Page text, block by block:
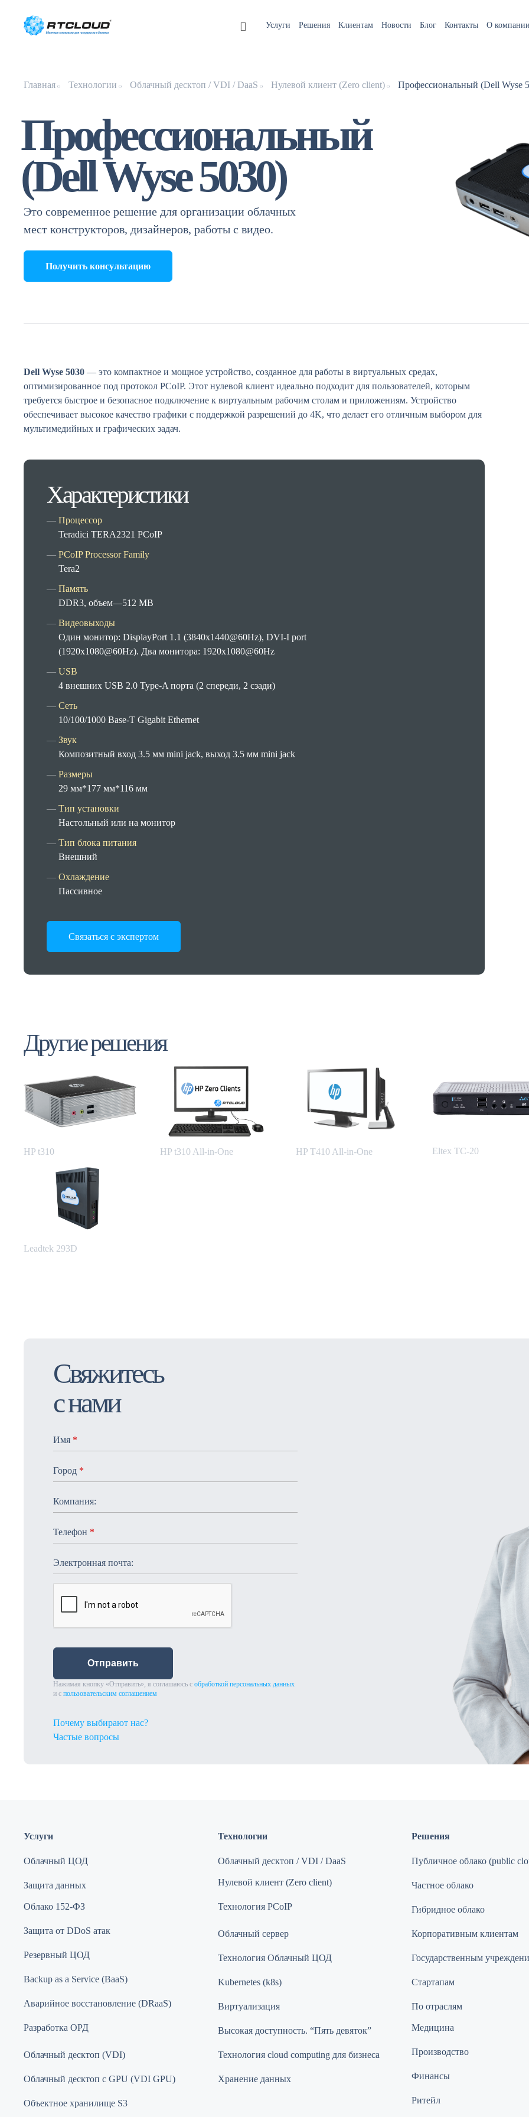
Услуги Решения Клиентам Новости Блог Контакты О компании
Главная Технологии Облачный десктоп / VDI / DaaS Нулевой клиент (Zero client) Профессиональный (Dell Wyse
Профессиональный
(Dell Wyse 5030)
Это современное решение для организации облачных
мест конструкторов, дизайнеров, работы с видео.
Получить консультацию
Dell Wyse 5030 — это компактное и мощное устройство, созданное для работы в виртуальных средах,
оптимизированное под протокол PCoIP. Этот нулевой клиент идеально подходит для пользователей, которым
требуется быстрое и безопасное подключение к виртуальным рабочим столам и приложениям. Устройство
обеспечивает высокое качество графики с поддержкой разрешений до 4K, что делает его отличным выбором для
мультимедийных и графических задач.
Характеристики
Процессор
Teradici TERA2321 PCoIP
PCoIP Processor Family
Tera2
Память
DDR3, объем—512 MB
Видеовыходы
Один монитор: DisplayPort 1.1 (3840x1440@60Hz), DVI-I port
(1920x1080@60Hz). Два монитора: 1920x1080@60Hz
USB
4 внешних USB 2.0 Type-A порта (2 спереди, 2 сзади)
Сеть
10/100/1000 Base-T Gigabit Ethernet
Звук
Композитный вход 3.5 мм mini jack, выход 3.5 мм mini jack
Размеры
29 мм*177 мм*116 мм
Тип установки
Настольный или на монитор
Тип блока питания
Внешний
Охлаждение
Пассивное
Связаться с экспертом
Другие решения
HP t310 HP t310 All-in-One HP T410 All-in-One Eltex TC-20
Leadtek 293D
Cвяжитесь
с нами
Имя *
Город *
Компания:
Телефон *
Электронная почта:
Отправить
Нажимая кнопку «Отправить», я соглашаюсь с обработкой персональных данных
и с пользовательским соглашением
Почему выбирают нас?
Частые вопросы
Услуги
Облачный ЦОД
Защита данных
Облако 152-ФЗ
Защита от DDoS атак
Резервный ЦОД
Backup as a Service (BaaS)
Аварийное восстановление (DRaaS)
Разработка ОРД
Облачный десктоп (VDI)
Облачный десктоп с GPU (VDI GPU)
Объектное хранилище S3
Технологии
Облачный десктоп / VDI / DaaS
Нулевой клиент (Zero client)
Технология PCoIP
Облачный сервер
Технология Облачный ЦОД
Kubernetes (k8s)
Виртуализация
Высокая доступность. “Пять девяток”
Технология cloud computing для бизнеса
Хранение данных
Решения
Публичное облако (public
Частное облако
Гибридное облако
Корпоративным клиентам
Государственным
Стартапам
По отраслям
Медицина
Производство
Финансы
Ритейл